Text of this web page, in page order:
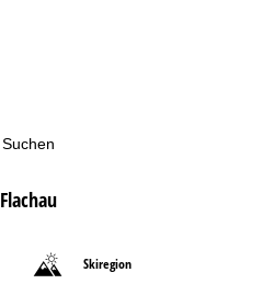
Suchen
Flachau
Skiregion